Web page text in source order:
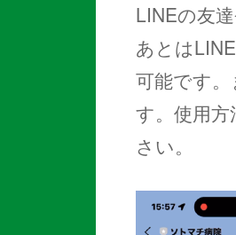
LINEの友
あとは
可能です
す。使用
さい。